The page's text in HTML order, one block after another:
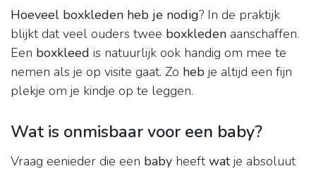
Hoeveel boxkleden heb je nodig? In de praktijk
blijkt dat veel ouders twee boxkleden aanschaffen.
Een boxkleed is natuurlijk ook handig om mee te
nemen als je op visite gaat. Zo heb je altijd een fijn
plekje om je kindje op te leggen.
Wat is onmisbaar voor een baby?
Vraag eenieder die een baby heeftwatje absoluut